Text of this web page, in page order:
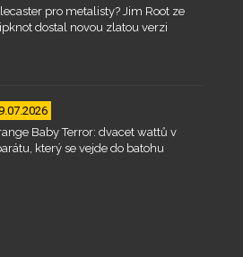
pro metalisty? Jim Root ze
dostal novou zlatou verzi
Baby Terror: dvacet wattů v
který se vejde do batohu